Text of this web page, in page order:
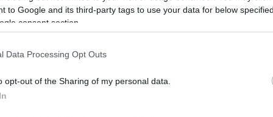
to Google and its third-party tags to use your data for below
consent section.
Data Processing Opt Outs
opt-out of the Sharing of my personal data.
mutat meg, amit a modern világban gyakran
létezik. Nemcsak mi tudunk segíteni az állatokon,
figyelik a fészek épülését. A madár minden egyes nap
sugallják, hogy